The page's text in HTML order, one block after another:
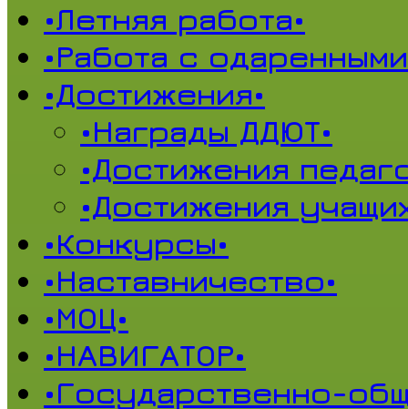
•Летняя работа•
•Работа с
•Достижения•
•Награды ДДЮТ•
•Достижения
•Достижения
•Конкурсы•
•Наставничество•
•МОЦ•
•НАВИГАТОР•
•Государственно-